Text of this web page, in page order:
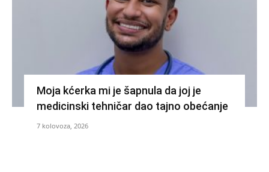
Moja kćerka mi je šapnula da joj je
medicinski tehničar dao tajno obećanje
7 kolovoza, 2026